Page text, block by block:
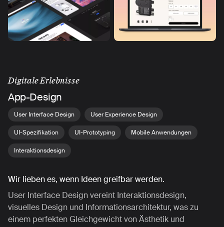
Digitale Erlebnisse
App-Design
User Interface Design User Experience Design
UI-Spezifikation UI-Prototyping Mobile Anwendungen
Interaktionsdesign
Wir lieben es, wenn Ideen greifbar werden.
User Interface Design vereint Interaktionsdesign,
visuelles Design und Informationsarchitektur, was zu
einem perfekten Gleichgewicht von Ästhetik und